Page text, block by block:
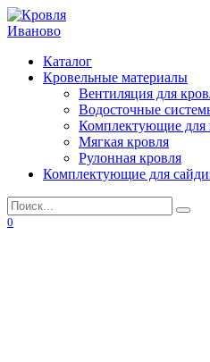
Перейти
к
Каталог
Кровельные материалы
Вентиляция для
Водосточные
Комплектующие для
Мягкая кровля
Рулонная кровля
Комплектующие для
Search
for:
0